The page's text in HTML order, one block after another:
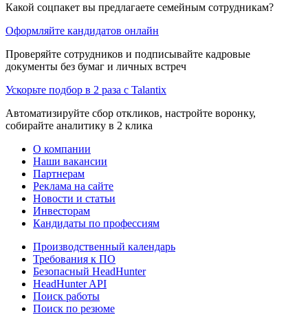
Какой соцпакет вы предлагаете семейным сотрудникам?
Оформляйте кандидатов онлайн
Проверяйте сотрудников и подписывайте кадровые
документы без бумаг и личных встреч
Ускорьте подбор в 2 раза с Talantix
Автоматизируйте сбор откликов, настройте воронку,
собирайте аналитику в 2 клика
О компании
Наши вакансии
Партнерам
Реклама на сайте
Новости и статьи
Инвесторам
Кандидаты по профессиям
Производственный календарь
Требования к ПО
Безопасный HeadHunter
HeadHunter API
Поиск работы
Поиск по резюме